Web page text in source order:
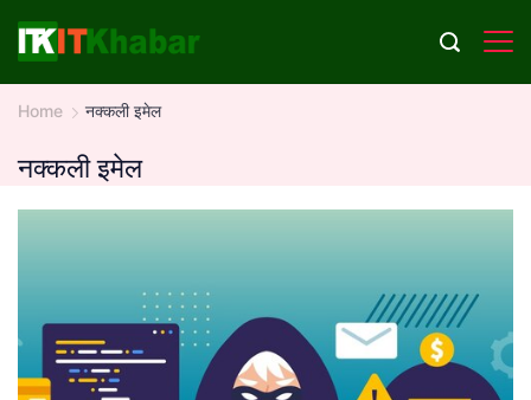
content
Home
नक्कली इमेल
नक्कली इमेल